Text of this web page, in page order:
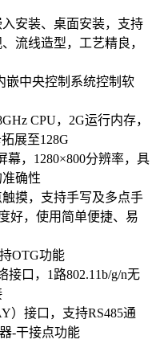
安装、桌面安装，支持
流线造型，工艺精良，
嵌中央控制系统控制软
CPU，2G运行内存，
展至128G
幕，1280×800分辨率，具
确性
摸，支持手写及多点手
好，使用简单便捷、易
OTG功能
接口，1路802.11b/g/n无
）接口，支持RS485通
-干接点功能